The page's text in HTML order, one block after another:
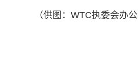
（供图：WTC执委会办